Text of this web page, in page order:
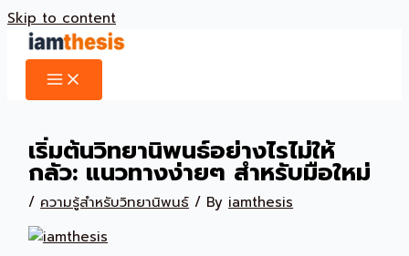
Skip to content
เริ่มต้นวิทยานิพนธ์อย่างไรไม่ให้
กลัว: แนวทางง่ายๆ สำหรับมือใหม่
/ ความรู้สำหรับวิทยานิพนธ์ / By iamthesis